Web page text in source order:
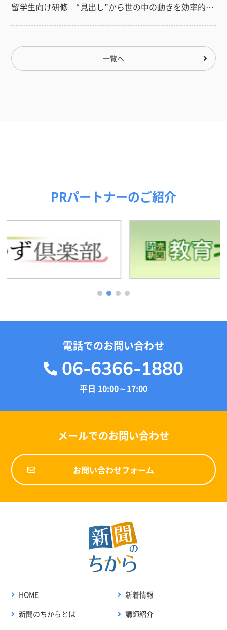
留学生向け研修 “見出し”から世の中の動きを効率的に読み取る
一覧へ
PRパートナーのご紹介
1 2 3
電話でのお問い合わせ
06-6366-1880
平日 10:00～17:00
メールでのお問い合わせ
お問い合わせフォーム
HOME
新着情報
新聞のちからとは
講師紹介